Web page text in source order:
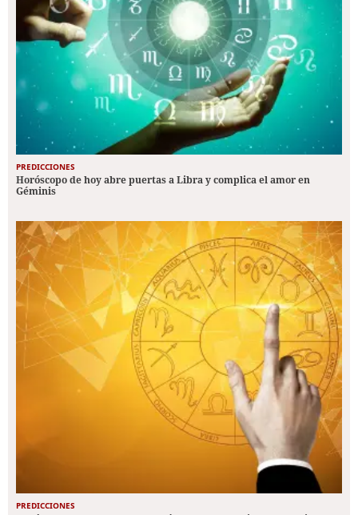
PREDICCIONES
Horóscopo de hoy abre puertas a Libra y complica el amor en
Géminis
PREDICCIONES